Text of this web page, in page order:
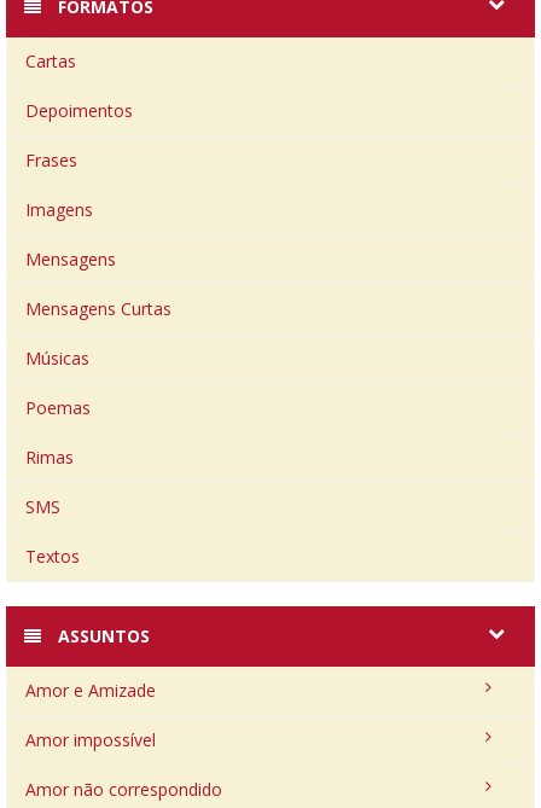
FORMATOS
Cartas
Depoimentos
Frases
Imagens
Mensagens
Mensagens Curtas
Músicas
Poemas
Rimas
SMS
Textos
ASSUNTOS
Amor e Amizade
Amor impossível
Amor não correspondido